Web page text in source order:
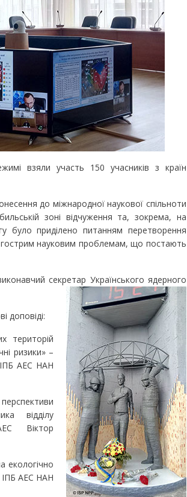
взяли участь 150 учасників з країн
до міжнародної наукової спільноти
зоні відчуження та, зокрема, на
було приділено питанням перетворення
гострим науковим проблемам, що постають
секретар Українського ядерного
доповіді:
територій
ризики» –
ІПБ АЕС НАН
відділу
Віктор
екологічно
ІПБ АЕС НАН